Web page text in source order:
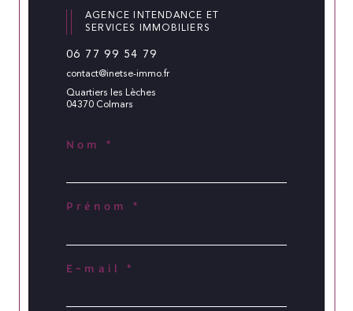
AGENCE INTENDANCE ET
SERVICES IMMOBILIERS
06 77 99 54 79
contact@inetse-immo.fr
Quartiers les Lèches
04370 Colmars
Nom *
Prénom *
E-mail *